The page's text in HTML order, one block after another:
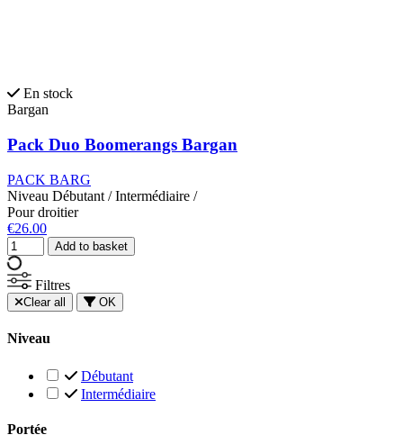
En stock
Bargan
Pack Duo Boomerangs Bargan
PACK BARG
Niveau Débutant /Intermédiaire /
Pour droitier
€26.00
Add to basket
Filtres
Clear all OK
Niveau
Débutant
Intermédiaire
Portée